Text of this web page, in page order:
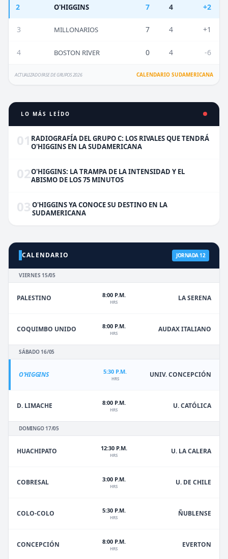
2 O'HIGGINS 7 4 +2
3 MILLONARIOS 7 4 +1
4 BOSTON RIVER 0 4 -6
ACTUALIZADO FASE DE GRUPOS 2026 CALENDARIO SUDAMERICANA
LO MÁS LEÍDO
01 RADIOGRAFÍA DEL GRUPO C: LOS RIVALES QUE TENDRÁ
O'HIGGINS EN LA SUDAMERICANA
02O'HIGGINS: LA TRAMPA DE LA INTENSIDAD Y EL
ABISMO DE LOS 75 MINUTOS
03 O'HIGGINS YA CONOCE SU DESTINO EN LA
SUDAMERICANA
CALENDARIO JORNADA 12
VIERNES 15/05
PALESTINO 8:00 P.M.
HRS LA SERENA
COQUIMBO UNIDO 8:00 P.M.
HRS AUDAX ITALIANO
SÁBADO 16/05
O'HIGGINS 5:30 P.M.
HRS UNIV. CONCEPCIÓN
D. LIMACHE 8:00 P.M.
HRS U. CATÓLICA
DOMINGO 17/05
HUACHIPATO 12:30 P.M.
HRS U. LA CALERA
COBRESAL 3:00 P.M.
HRS U. DE CHILE
COLO-COLO 5:30 P.M.
HRS ÑUBLENSE
CONCEPCIÓN 8:00 P.M.
HRS EVERTON